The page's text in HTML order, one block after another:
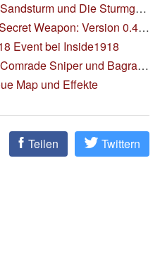
und Die Sturmgewehr
Weapon: Version 0.4 ist da!
Event bei Inside1918
Sniper und Bagration
Map und Effekte
Teilen Twittern